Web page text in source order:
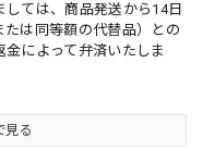
ては、商品発送から14日
は同等額の代替品）との
によって弁済いたしま
見る